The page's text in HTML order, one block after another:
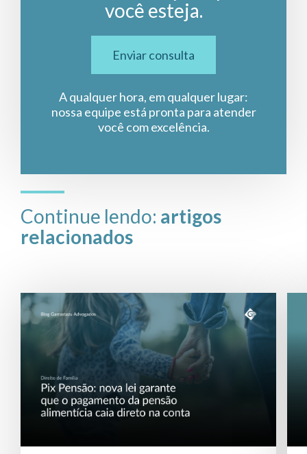
você esteja.
Enviar consulta
A qualquer hora, em qualquer lugar:
nossa equipe está pronta para atender
você com excelência.
Continue lendo: artigos
relacionados